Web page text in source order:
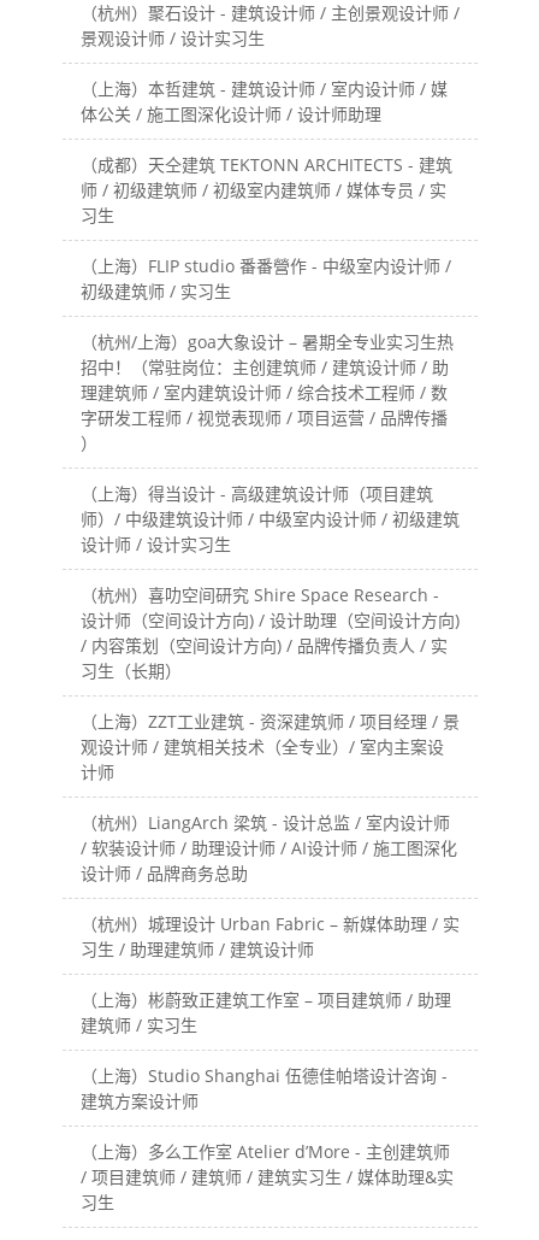
（杭州）聚石设计 - 建筑设计师 / 主创景观设计师 /
景观设计师 / 设计实习生
（上海）本哲建筑 - 建筑设计师 / 室内设计师 / 媒
体公关 / 施工图深化设计师 / 设计师助理
（成都）天仝建筑 TEKTONN ARCHITECTS - 建筑
师 / 初级建筑师 / 初级室内建筑师 / 媒体专员 / 实
习生
（上海）FLIP studio 番番營作 - 中级室内设计师 /
初级建筑师 / 实习生
（杭州/上海）goa大象设计 – 暑期全专业实习生热
招中！（常驻岗位：主创建筑师 / 建筑设计师 / 助
理建筑师 / 室内建筑设计师 / 综合技术工程师 / 数
字研发工程师 / 视觉表现师 / 项目运营 / 品牌传播
）
（上海）得当设计 - 高级建筑设计师（项目建筑
师）/ 中级建筑设计师 / 中级室内设计师 / 初级建筑
设计师 / 设计实习生
（杭州）喜叻空间研究 Shire Space Research -
设计师（空间设计方向) / 设计助理（空间设计方向)
/ 内容策划（空间设计方向) / 品牌传播负责人 / 实
习生（长期）
（上海）ZZT工业建筑 - 资深建筑师 / 项目经理 / 景
观设计师 / 建筑相关技术（全专业）/ 室内主案设
计师
（杭州）LiangArch 梁筑 - 设计总监 / 室内设计师
/ 软装设计师 / 助理设计师 / AI设计师 / 施工图深化
设计师 / 品牌商务总助
（杭州）城理设计 Urban Fabric – 新媒体助理 / 实
习生 / 助理建筑师 / 建筑设计师
（上海）彬蔚致正建筑工作室 – 项目建筑师 / 助理
建筑师 / 实习生
（上海）Studio Shanghai 伍德佳帕塔设计咨询 -
建筑方案设计师
（上海）多么工作室 Atelier d’More - 主创建筑师
/ 项目建筑师 / 建筑师 / 建筑实习生 / 媒体助理&实
习生